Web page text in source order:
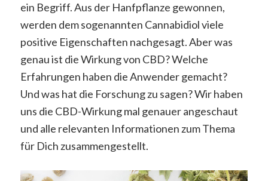
ein Begriff. Aus der Hanfpflanze gewonnen,
werden dem sogenannten Cannabidiol viele
positive Eigenschaften nachgesagt. Aber was
genau ist die Wirkung von CBD? Welche
Erfahrungen haben die Anwender gemacht?
Und was hat die Forschung zu sagen? Wir haben
uns die CBD-Wirkung mal genauer angeschaut
und alle relevanten Informationen zum Thema
für Dich zusammengestellt.